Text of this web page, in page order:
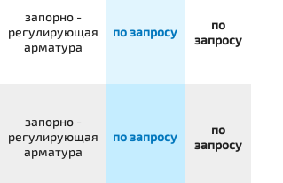
запорно -
регулирующая
арматура
по запросу
по
запросу
запорно -
регулирующая
арматура
по запросу
по
запросу